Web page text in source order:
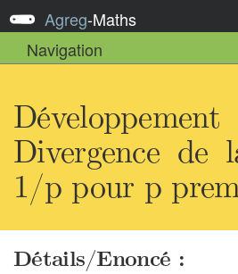
Agreg-Maths
Navigation
Divergence de
1/p pour p
Détails/Enoncé :